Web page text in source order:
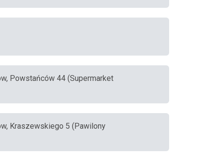
Powstańców 44 (Supermarket
Kraszewskiego 5 (Pawilony